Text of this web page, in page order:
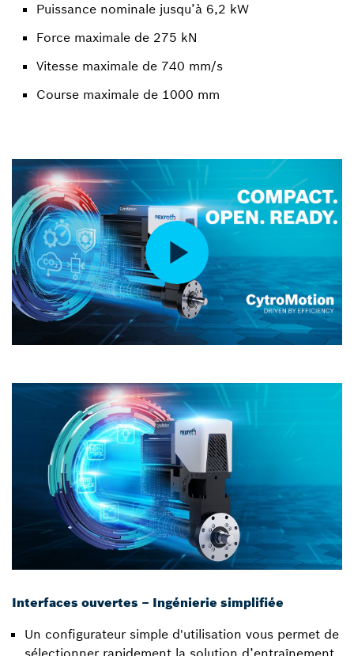
Puissance nominale jusqu’à 6,2 kW
Force maximale de 275 kN
Vitesse maximale de 740 mm/s
Course maximale de 1000 mm
Interfaces ouvertes – Ingénierie simplifiée
Un configurateur simple d'utilisation vous permet de